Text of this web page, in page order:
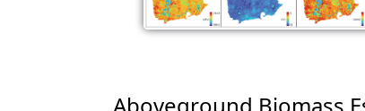
Aboveground Biomass